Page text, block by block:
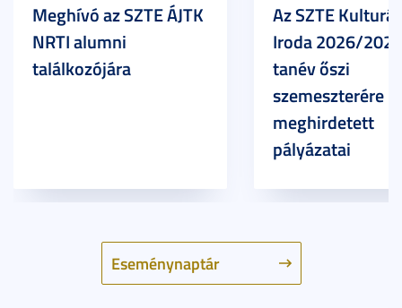
Eseménynaptár
Meghívó az SZTE ÁJTK
NRTI alumni
találkozójára
Az SZTE
Iroda 2026/
tanév őszi
szemeszterére
meghirdetett
pályázatai